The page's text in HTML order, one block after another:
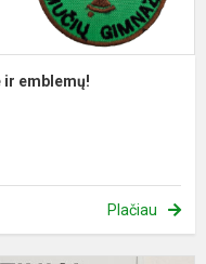
emblemų!
Plačiau